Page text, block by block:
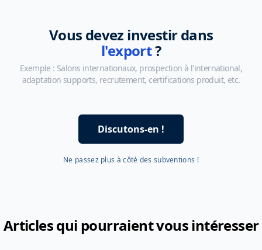
Vous devez investir dans
l'export?
Exemple : Salons internationaux, prospection à l'international,
adaptation supports, recrutement, certifications produit, etc.
Discutons-en !
Ne passez plus à côté des subventions !
Articles qui pourraient vous intéresser